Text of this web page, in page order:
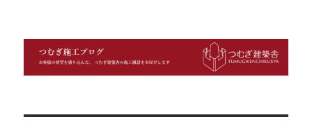
つむぎ施工ブログ